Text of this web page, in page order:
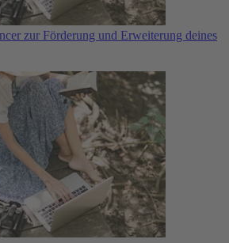
zur Förderung und Erweiterung deines